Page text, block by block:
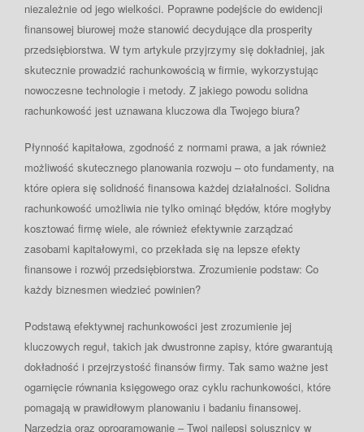
niezależnie od jego wielkości. Poprawne podejście do ewidencji
finansowej biurowej może stanowić decydujące dla prosperity
przedsiębiorstwa. W tym artykule przyjrzymy się dokładniej, jak
skutecznie prowadzić rachunkowością w firmie, wykorzystując
nowoczesne technologie i metody. Z jakiego powodu solidna
rachunkowość jest uznawana kluczowa dla Twojego biura?
Płynność kapitałowa, zgodność z normami prawa, a jak również
możliwość skutecznego planowania rozwoju – oto fundamenty, na
które opiera się solidność finansowa każdej działalności. Solidna
rachunkowość umożliwia nie tylko ominąć błędów, które mogłyby
kosztować firmę wiele, ale również efektywnie zarządzać
zasobami kapitałowymi, co przekłada się na lepsze efekty
finansowe i rozwój przedsiębiorstwa. Zrozumienie podstaw: Co
każdy biznesmen wiedzieć powinien?
Podstawą efektywnej rachunkowości jest zrozumienie jej
kluczowych reguł, takich jak dwustronne zapisy, które gwarantują
dokładność i przejrzystość finansów firmy. Tak samo ważne jest
ogarnięcie równania księgowego oraz cyklu rachunkowości, które
pomagają w prawidłowym planowaniu i badaniu finansowej.
Narzędzia oraz oprogramowanie – Twoi najlepsi sojusznicy w